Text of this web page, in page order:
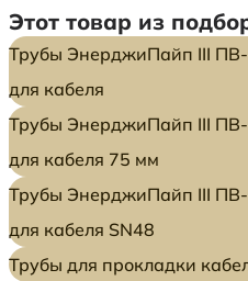
Этот товар из
Трубы ЭнерджиПайп III
для кабеля
Трубы ЭнерджиПайп III
для кабеля 75 мм
Трубы ЭнерджиПайп III
для кабеля SN48
Трубы для прокладки